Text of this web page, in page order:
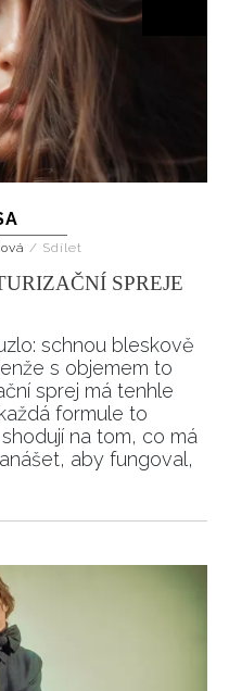
/ Sdílet
SPREJE
schnou bleskově
s objemem to
sprej má tenhle
formule to
na tom, co má
aby fungoval,